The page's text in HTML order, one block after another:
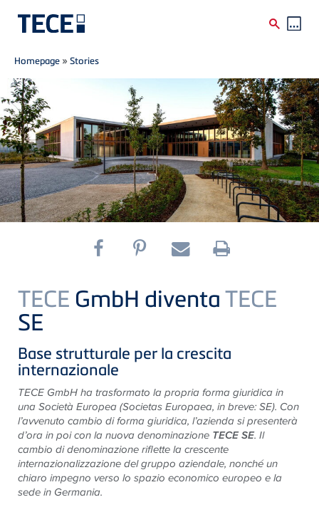
Skip to main content
Breadcrumb
Homepage »Stories
TECE GmbH diventaTECE
SE
Base strutturale per la crescita
internazionale
TECE GmbH ha trasformato la propria forma giuridica in
una Società Europea (Societas Europaea, in breve: SE). Con
l’avvenuto cambio di forma giuridica, l’azienda si presenterà
d’ora in poi con la nuova denominazione TECE SE. Il
cambio di denominazione riflette la crescente
internazionalizzazione del gruppo aziendale, nonché un
chiaro impegno verso lo spazio economico europeo e la
sede in Germania.